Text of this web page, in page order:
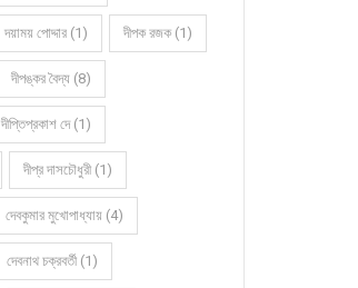
দয়াময় পোদ্দার (1) দীপক রজক (1)
দীপঙ্কর বৈদ্য (8)
দীপ্তিপ্রকাশ দে (1)
দীপ্র দাসচৌধুরী (1)
দেবকুমার মুখোপাধ্যায় (4)
দেবনাথ চক্রবর্তী (1)